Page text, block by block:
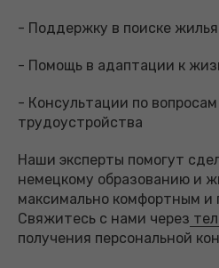
- Поддержку в поиске жилья
- Помощь в адаптации к
- Консультации по
трудоустройства
Наши эксперты помогут
немецкому образованию и
максимально комфортным и
Свяжитесь с нами через
получения персональной